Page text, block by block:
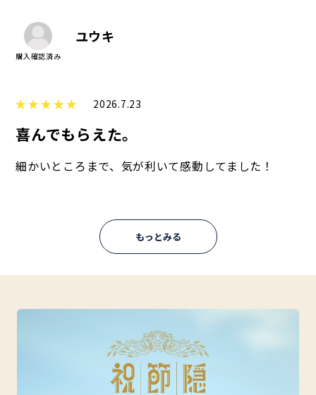
ユウキ
2026.7.23
喜んでもらえた。
細かいところまで、気が利いて感動してました！
もっとみる